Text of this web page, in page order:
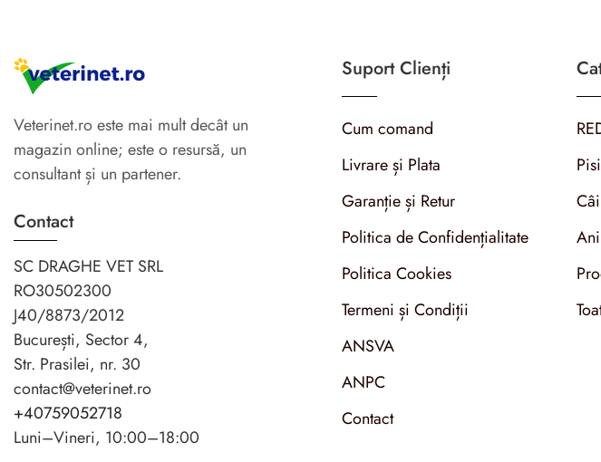
Veterinet.ro este mai mult decât un
magazin online; este o resursă, un
consultant și un partener.
Contact
SC DRAGHE VET SRL
RO30502300
J40/8873/2012
București, Sector 4,
Str. Prasilei, nr. 30
contact@veterinet.ro
+40759052718
Luni–Vineri, 10:00–18:00
Suport Clienți
Cum comand
Livrare și Plata
Garanție și Retur
Politica de Confidențialitate
Politica Cookies
Termeni și Condiții
ANSVA
ANPC
Contact